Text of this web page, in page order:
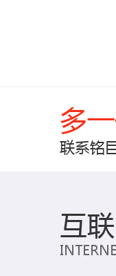
多
联系铭
互